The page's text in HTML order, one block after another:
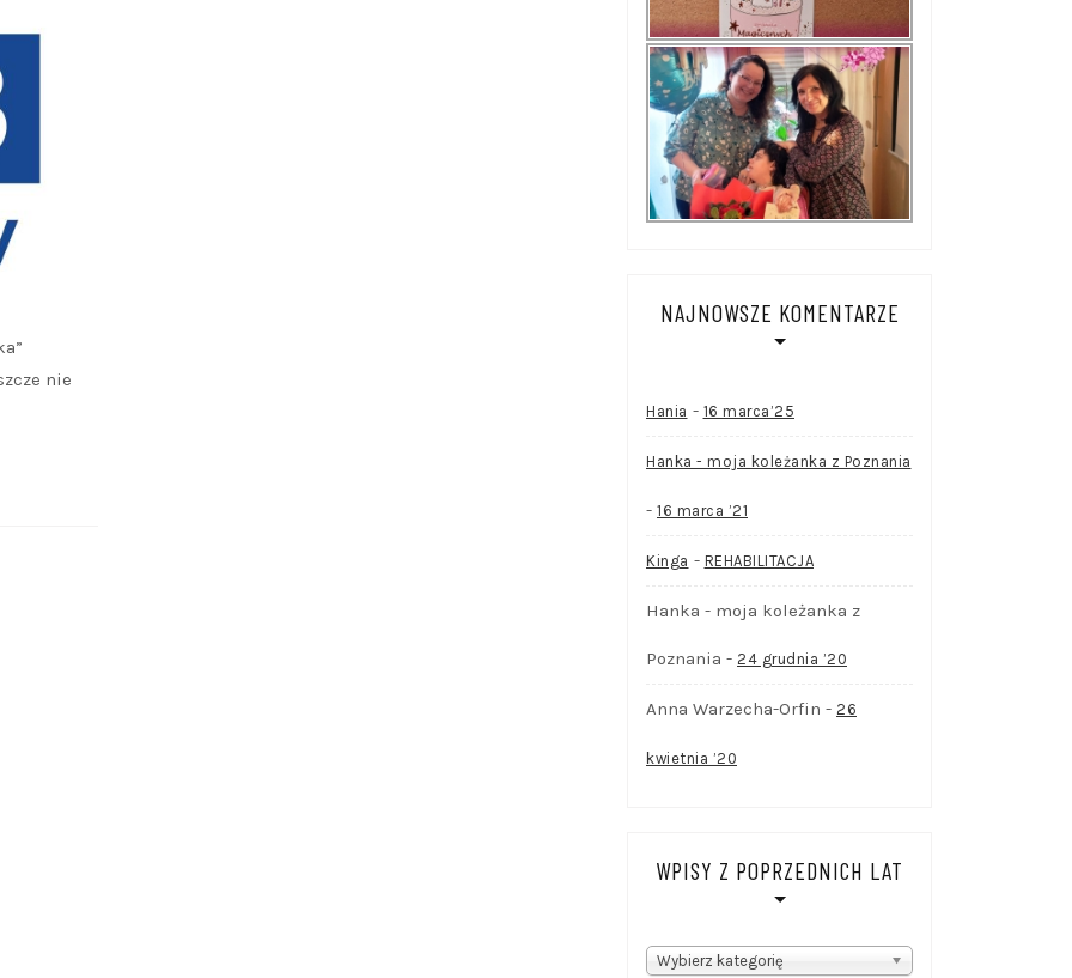
nie
NAJNOWSZE KOMENTARZE
Hania - 16 marca’25
Hanka - moja koleżanka z Poznania
- 16 marca ’21
Kinga - REHABILITACJA
Hanka - moja koleżanka z
Poznania - 24 grudnia ’20
Anna Warzecha-Orfin - 26
kwietnia ’20
WPISY Z POPRZEDNICH LAT
WPISYWybierz kategorię